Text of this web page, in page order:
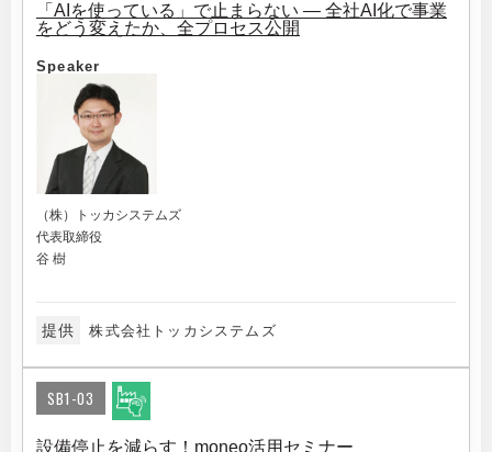
「AIを使っている」で止まらない ― 全社AI化で事業
をどう変えたか、全プロセス公開
Speaker
（株）トッカシステムズ
代表取締役
谷 樹
提供 株式会社トッカシステムズ
SB1-03
設備停止を減らす！moneo活用セミナー